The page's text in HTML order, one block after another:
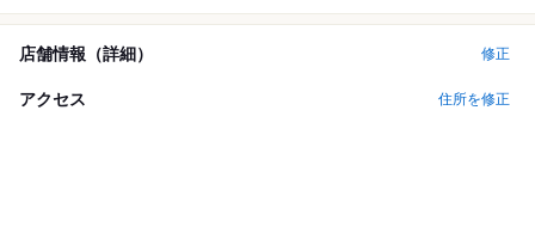
店舗情報（詳細） 修正
アクセス 住所を修正